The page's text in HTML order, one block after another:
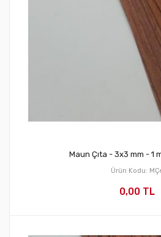
Maun Çıta - 3x3 mm - 1
Ürün Kodu:
0,00 TL